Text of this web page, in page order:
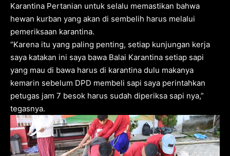
Karantina Pertanian untuk selalu memastikan bahwa
hewan kurban yang akan di sembelih harus melalui
pemeriksaan karantina.
“Karena itu yang paling penting, setiap kunjungan kerja
saya katakan ini saya bawa Balai Karantina setiap sapi
yang mau di bawa harus di karantina dulu makanya
kemarin sebelum DPD membeli sapi saya perintahkan
petugas jam 7 besok harus sudah diperiksa sapi nya,”
tegasnya.